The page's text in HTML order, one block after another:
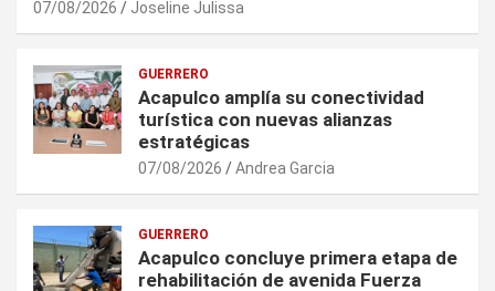
07/08/2026 Joseline Julissa
GUERRERO
Acapulco amplía su conectividad
turística con nuevas alianzas
estratégicas
07/08/2026 Andrea Garcia
GUERRERO
Acapulco concluye primera etapa de
rehabilitación de avenida Fuerza